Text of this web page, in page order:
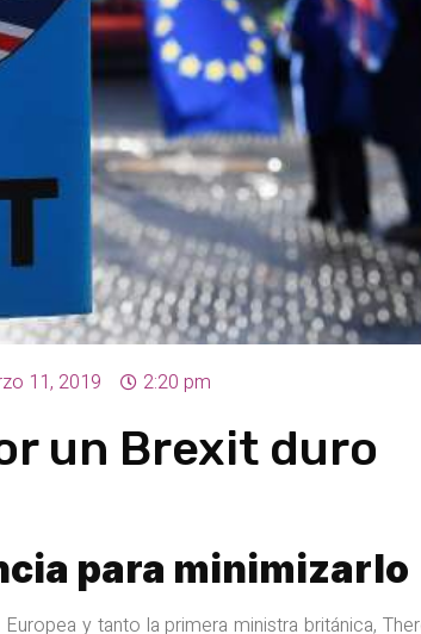
11, 2019 2:20 pm
un Brexit duro
para minimizarlo
y tanto la primera ministra británica,